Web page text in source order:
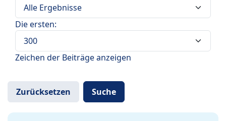
Die ersten:
Zeichen der Beiträge anzeigen